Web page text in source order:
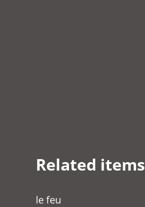
Related items
le feu